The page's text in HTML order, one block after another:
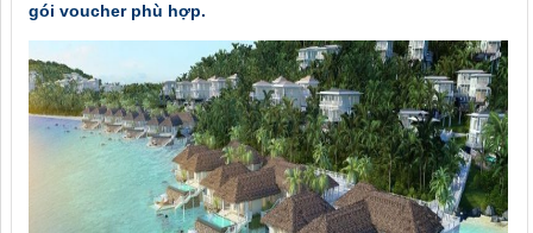
gói voucher phù hợp.